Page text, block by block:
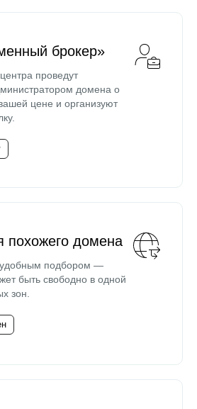
брокер»
проведут
домена о
цене и организуют
похожего домена
удобным подбором —
быть свободно в одной
зон.